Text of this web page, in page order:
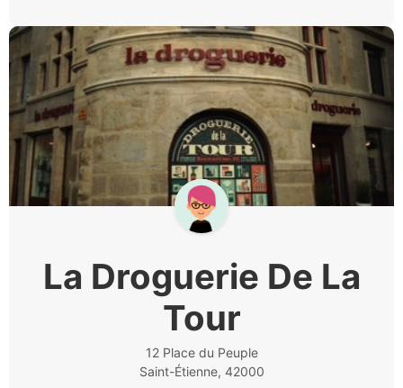
La Droguerie De La
Tour
12 Place du Peuple
Saint-Étienne, 42000